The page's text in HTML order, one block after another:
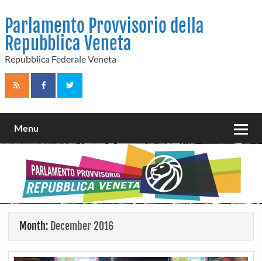
content
Parlamento Provvisorio della
Repubblica Veneta
Repubblica Federale Veneta
Menu
Month: December 2016